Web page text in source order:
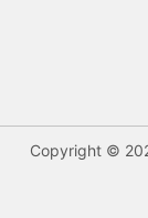
Copyright ©